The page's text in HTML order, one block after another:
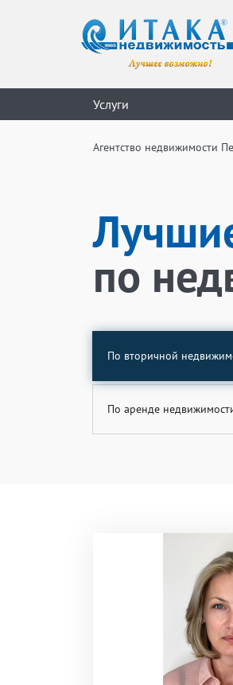
Услуги
Агентство недвижимости
по
По вторичной
По аренде